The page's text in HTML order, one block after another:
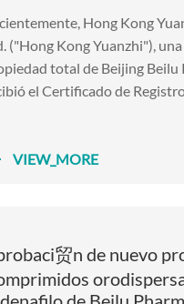
Hong Kong
("Hong Kong Yuanzhi"),
total de Beijing Beilu
el Certificado de Registro
VIEW_MORE
贸n de nuevo